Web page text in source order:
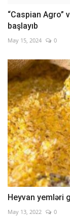
“Caspian Agro”
başlayıb
May 15, 2024 0
Heyvan yemləri
May 13, 2022 0